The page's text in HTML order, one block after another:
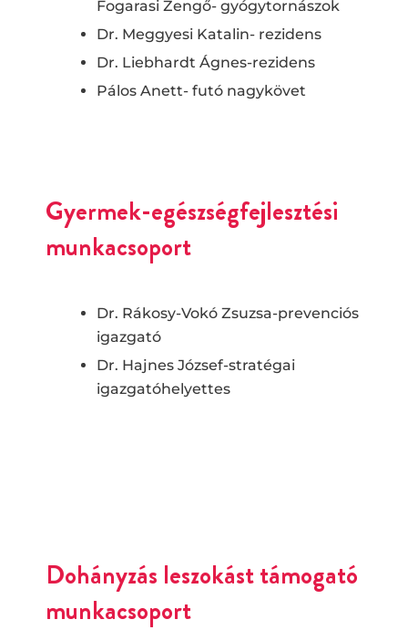
Fogarasi Zengő- gyógytornászok
Dr. Meggyesi Katalin- rezidens
Dr. Liebhardt Ágnes-rezidens
Pálos Anett- futó nagykövet
Gyermek-egészségfejlesztési
munkacsoport
Dr. Rákosy-Vokó Zsuzsa-prevenciós
igazgató
Dr. Hajnes József-stratégai
igazgatóhelyettes
Dohányzás leszokást támogató
munkacsoport